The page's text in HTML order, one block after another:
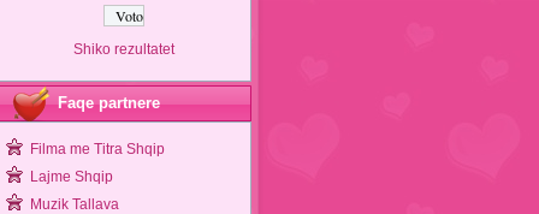
Shiko rezultatet
Faqe partnere
Filma me Titra Shqip
Lajme Shqip
Muzik Tallava